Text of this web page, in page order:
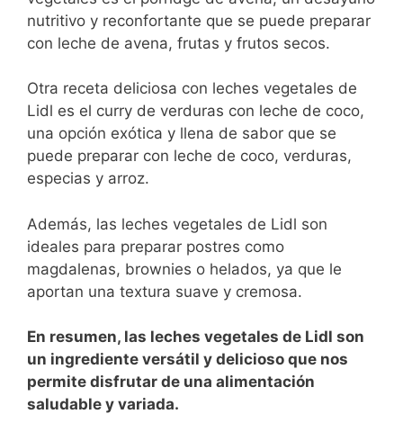
nutritivo⁢ y reconfortante que se ​puede⁣ preparar
‍con leche de avena, frutas y frutos secos.
Otra ⁣receta deliciosa con leches vegetales de
Lidl es ‍el curry de verduras con leche de coco,
una opción exótica y llena de sabor que se
puede preparar con leche de coco, ⁢verduras,
especias y ​arroz.
Además, las leches vegetales ⁤de Lidl son
ideales‍ para​ preparar postres como‍
magdalenas, brownies ‌o ⁢helados, ya‍ que le
aportan una textura suave y cremosa.
⁣En resumen, las leches vegetales de Lidl son
un ingrediente versátil y ​delicioso que nos
permite disfrutar de una alimentación
saludable y variada.